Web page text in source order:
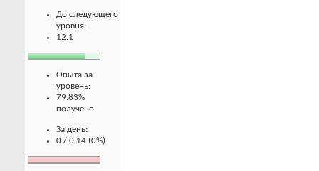
До следующего
уровня:
12.1
Опыта за
уровень:
79.83%
получено
За день:
0 / 0.14 (0%)